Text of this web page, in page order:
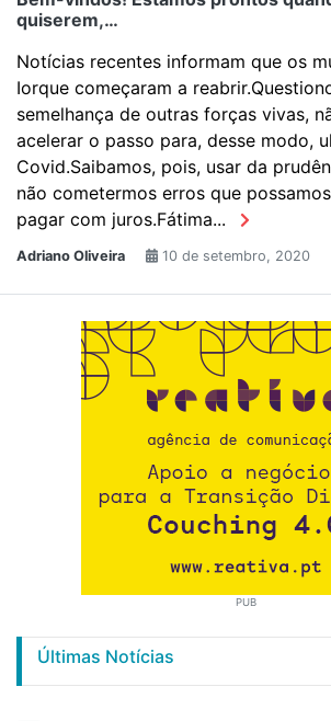
quiserem,…
Notícias recentes informam que os
Iorque começaram a
semelhança de outras forças vivas,
acelerar o passo para, desse modo,
Covid.Saibamos, pois, usar da
não cometermos erros que
pagar com juros.Fátima...
Adriano Oliveira 10 de setembro, 2020
PUB
Últimas Notícias